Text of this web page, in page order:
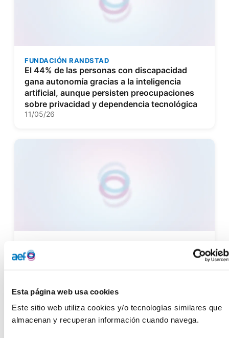
Esta página web usa cookies
Este sitio web utiliza cookies y/o tecnologías similares que
almacenan y recuperan información cuando navega.
FUNDACIÓN RANDSTAD
El 44% de las personas con discapacidad
gana autonomía gracias a la inteligencia
artificial, aunque persisten preocupaciones
sobre privacidad y dependencia tecnológica
11/05/26
El empleo de las personas con discapacidad